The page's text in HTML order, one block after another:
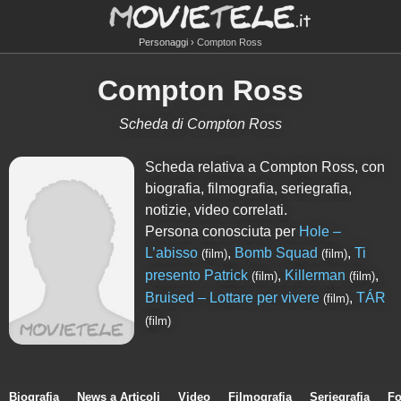
Personaggi Compton Ross
Compton Ross
Scheda di Compton Ross
Scheda relativa a Compton Ross, con
biografia, filmografia, seriegrafia,
notizie, video correlati.
Persona conosciuta per Hole –
L’abisso (film), Bomb Squad (film),Ti
presento Patrick (film), Killerman (film),
Bruised – Lottare per vivere (film),TÁR
(film)
Biografia News a Articoli Video Filmografia Seriegrafia